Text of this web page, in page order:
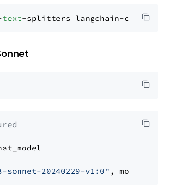
text
20240229-v1:0" , model_provider=